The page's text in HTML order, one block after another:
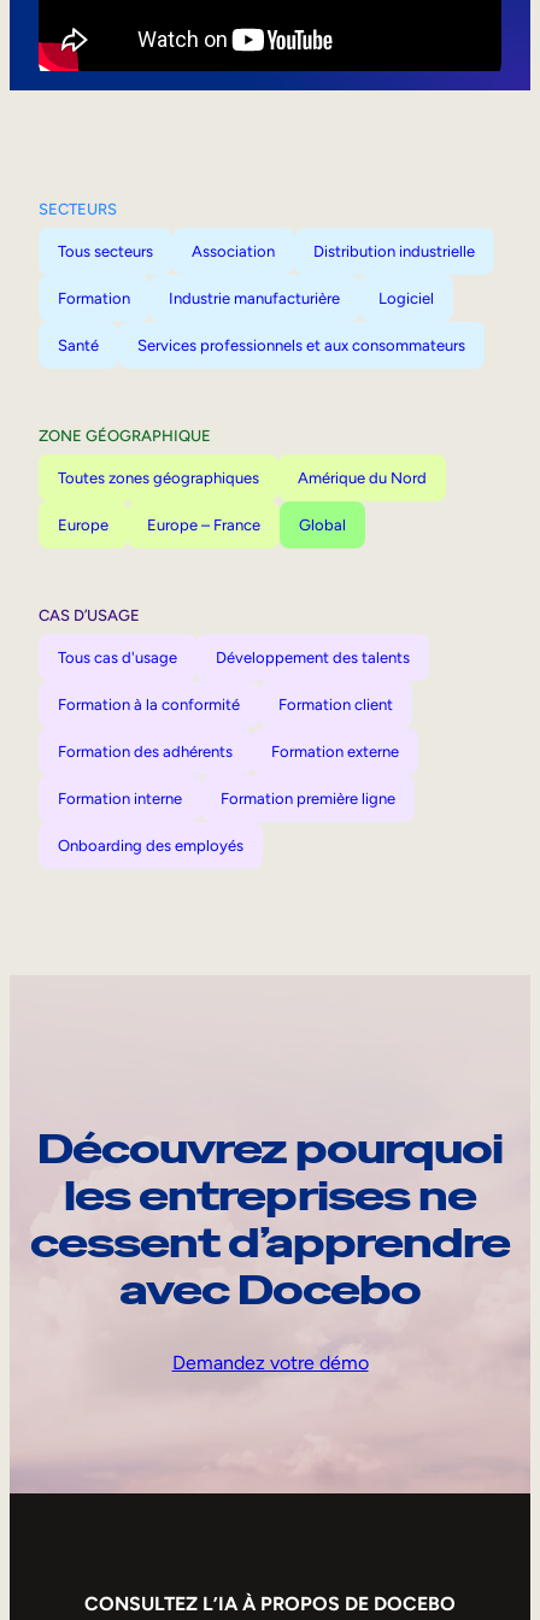
SECTEURS
Tous secteurs Association Distribution industrielle
Formation Industrie manufacturière Logiciel
Santé Services professionnels et aux consommateurs
ZONE GÉOGRAPHIQUE
Toutes zones géographiques Amérique du Nord
Europe Europe – France Global
CAS D’USAGE
Tous cas d'usage Développement des talents
Formation à la conformité Formation client
Formation des adhérents Formation externe
Formation interne Formation première ligne
Onboarding des employés
Découvrez pourquoi
les entreprises ne
cessent d’apprendre
avec Docebo
Demandez votre démo
CONSULTEZ L’IA À PROPOS DE DOCEBO